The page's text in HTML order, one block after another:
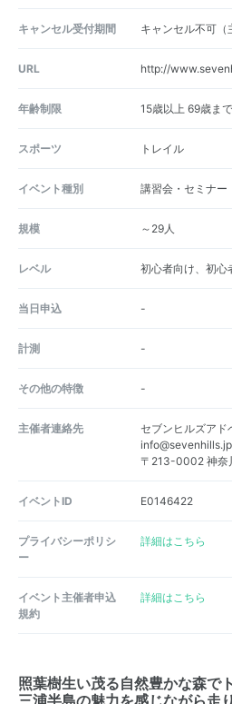
キャンセル受付期間 キャンセル不可（
URL http://
年齢制限 15歳以上 69歳まで
スポーツ トレイル
イベント種別 講習会・セミナー
規模 ～29人
レベル 初心者向け、初心
当日申込 -
計測 -
その他の特徴 -
主催者連絡先
セブンヒルズアド
〒213-0002 神奈
イベントID E0146422
プライバシーポリシ
ー
詳細はこちら
イベント主催者申込
規約
詳細はこちら
照葉樹生い茂る自然豊かな森で
三浦半島の魅力を感じながら走